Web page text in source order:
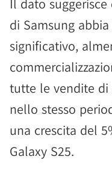
Il dato
di Samsung
significativo,
tutte le vendite di
nello stesso
una crescita del
Galaxy S25.